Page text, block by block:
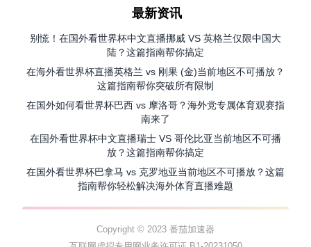
最新资讯
别慌！在国外看世界杯中文直播挪威 VS 英格兰仅限中国大
陆？这篇指南帮你搞定
在海外看世界杯直播英格兰 vs 刚果 (金)当前地区不可播放？
这篇指南帮你突破所有限制
在国外如何看世界杯巴西 vs 摩洛哥？海外党专属体育观赛指
南来了
在国外看世界杯中文直播瑞士 VS 哥伦比亚当前地区不可播
放？这篇指南帮你搞定
在国外看世界杯巴拿马 vs 克罗地亚当前地区不可播放？这篇
指南帮你轻松解决海外体育直播难题
Copyright © 2023 番茄加速器